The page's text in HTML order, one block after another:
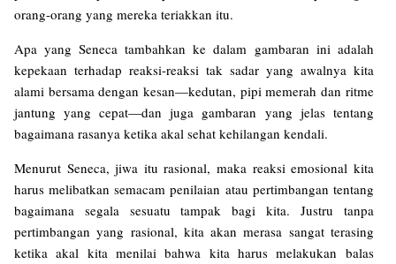
orang-orang yang mereka teriakkan itu.
Apa yang Seneca tambahkan ke dalam gambaran ini adalah
kepekaan terhadap reaksi-reaksi tak sadar yang awalnya kita
alami bersama dengan kesan—kedutan, pipi memerah dan ritme
jantung yang cepat—dan juga gambaran yang jelas tentang
bagaimana rasanya ketika akal sehat kehilangan kendali.
Menurut Seneca, jiwa itu rasional, maka reaksi emosional kita
harus melibatkan semacam penilaian atau pertimbangan tentang
bagaimana segala sesuatu tampak bagi kita. Justru tanpa
pertimbangan yang rasional, kita akan merasa sangat terasing
ketika akal kita menilai bahwa kita harus melakukan balas